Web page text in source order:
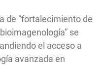
de “fortalecimiento de
se
el acceso a
avanzada en